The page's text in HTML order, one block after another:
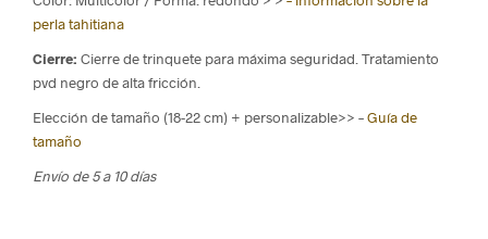
perla tahitiana
Cierre: Cierre de trinquete para máxima seguridad. Tratamiento
pvd negro de alta fricción.
Elección de tamaño (18-22 cm) + personalizable>> –Guía de
tamaño
Envío de 5 a 10 días